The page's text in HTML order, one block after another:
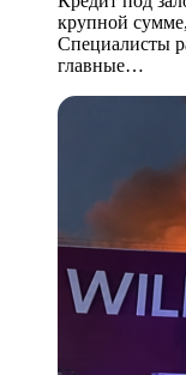
крупной
Специалисты
главные…